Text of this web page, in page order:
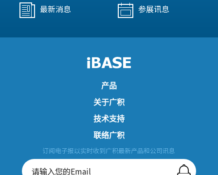
最新消息 参展讯息
产品
关于广积
技术支持
联络广积
订阅电子报以实时收到广积最新产品和公司讯息